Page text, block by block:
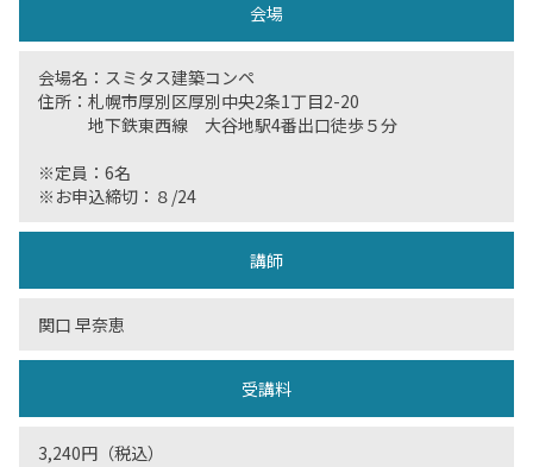
会場
会場名：スミタス建築コンペ
住所：札幌市厚別区厚別中央2条1丁目2-20
地下鉄東西線 大谷地駅4番出口徒歩５分
※定員：6名
※お申込締切：８/24
講師
関口 早奈恵
受講料
3,240円（税込）